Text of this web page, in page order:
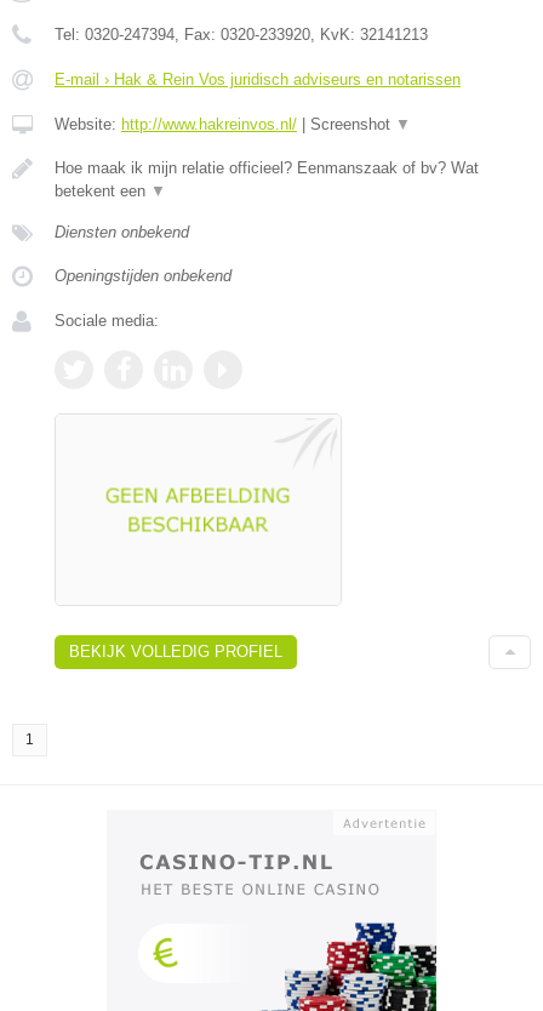
Tel: 0320-247394, Fax: 0320-233920, KvK: 32141213
E-mail › Hak & Rein Vos juridisch adviseurs en notarissen
Website: http://www.hakreinvos.nl/ Screenshot ▼
Hoe maak ik mijn relatie officieel? Eenmanszaak of bv? Wat
betekent een ▼
Diensten onbekend
Openingstijden onbekend
Sociale media:
BEKIJK VOLLEDIG PROFIEL
1